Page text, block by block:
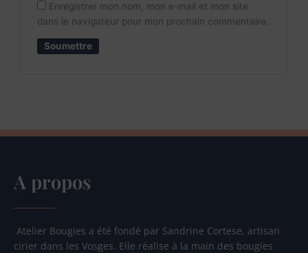
Enregistrer mon nom, mon e-mail et mon site
dans le navigateur pour mon prochain commentaire.
A propos
Atelier Bougies a été fondé par Sandrine Cortese, artisan
cirier dans les Vosges. Elle réalise à la main des bougies